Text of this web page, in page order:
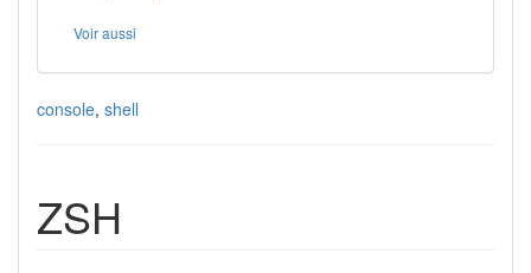
Voir aussi
console, shell
ZSH